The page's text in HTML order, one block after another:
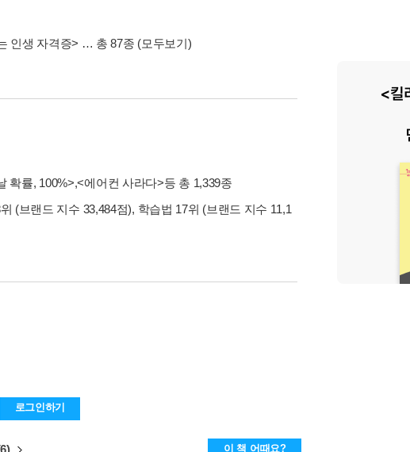
인생 자격증> … 총 87종 (모두보기)
확률, 100%>,<에어컨 사라다>등 총 1,339종
(브랜드 지수 33,484점), 학습법 17위 (브랜드 지수 11,1
로그인하기
이 책 어때요?